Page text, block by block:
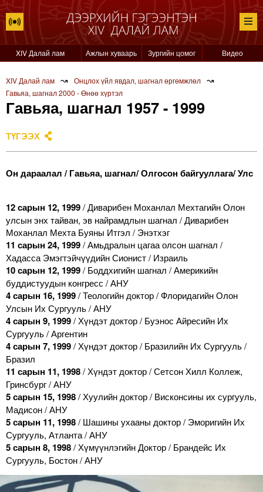
XIV Далай лам Ажлын хуваарь Зургийн цомог Видео
XIV Далай лам ↝ Онцлох үйл явдал, шагнал өргөмжлөл ↝
Гавьяа, шагнал 2000 - Өнөө хүртэл
Гавьяа, шагнал 1957 - 1999
ТҮГЭЭХ
Он дараалал / Гавьяа, шагнал/ Олгосон байгууллага/ Улс
12 сарын 12, 1999/ Диварибен Моханлал Мехтагийн Олон
улсын энх тайван, эв найрамдлын шагнал / Диварибен
Моханлал Мехта Буяны Итгэл / Энэтхэг
11 сарын 24, 1999/ Амьдралын цагаа олсон шагнал /
Хадасса Эмэгтэйчүүдийн Сионист / Израиль
10 сарын 12, 1999/ Боддхигийн шагнал / Америкийн
буддистуудын конгресс / АНУ
4 сарын 16, 1999/ Теологийн доктор / Флоридагийн Олон
Улсын Их Сургууль / АНУ
4 сарын 9, 1999/ Хүндэт доктор / Буэнос Айресийн Их
Сургууль / Аргентин
4 сарын 7, 1999/ Хүндэт доктор / Бразилийн Их Сургууль /
Бразил
11 сарын 11, 1998/ Хүндэт доктор / Сетсон Хилл Коллеж,
Гринсбург / АНУ
5 сарын 15, 1998/ Хуулийн доктор / Висконсины их сургууль,
Мадисон / АНУ
5 сарын 11, 1998/ Шашины ухааны доктор / Эморигийн Их
Сургууль, Атланта / АНУ
5 сарын 8, 1998/ Хүмүүнлэгийн Доктор / Брандейс Их
Сургууль, Бостон / АНУ